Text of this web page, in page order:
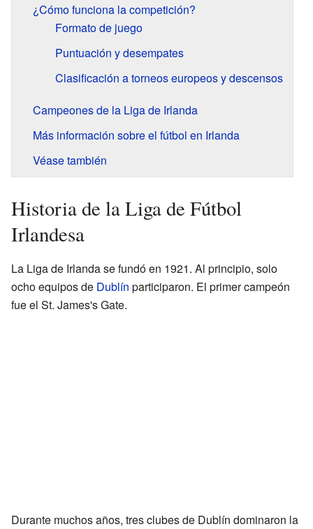
¿Cómo funciona la competición?
Formato de juego
Puntuación y desempates
Clasificación a torneos europeos y descensos
Campeones de la Liga de Irlanda
Más información sobre el fútbol en Irlanda
Véase también
Historia de la Liga de Fútbol
Irlandesa
La Liga de Irlanda se fundó en 1921. Al principio, solo
ocho equipos de Dublín participaron. El primer campeón
fue el St. James's Gate.
Durante muchos años, tres clubes de Dublín dominaron la